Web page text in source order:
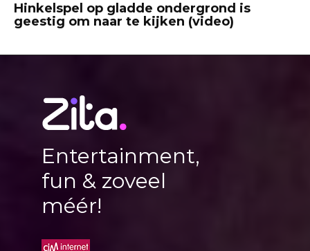
Hinkelspel op gladde ondergrond is
geestig om naar te kijken (video)
Entertainment,
fun & zoveel
méér!